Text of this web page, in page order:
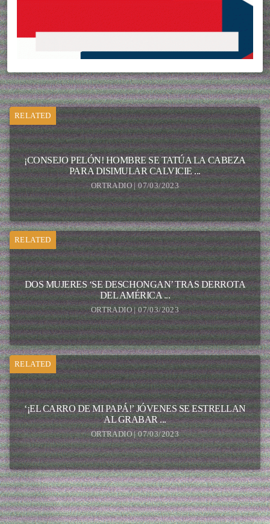
RELATED
¡CONSEJO PELÓN! HOMBRE SE TATÚA LA CABEZA
PARA DISIMULAR CALVICIE ...
ORTRADIO | 07/03/2023
RELATED
DOS MUJERES ‘SE DESCHONGAN’ TRAS DERROTA
DEL AMÉRICA ...
ORTRADIO | 07/03/2023
RELATED
‘¡EL CARRO DE MI PAPÁ!’ JÓVENES SE ESTRELLAN
AL GRABAR ...
ORTRADIO | 07/03/2023